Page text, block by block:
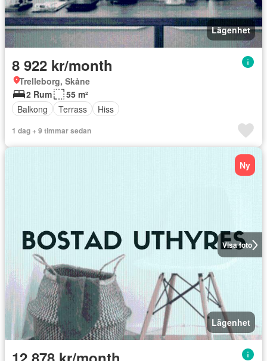
Lägenhet
8 922 kr/month
Trelleborg, Skåne
2 Rum
55 m²
Balkong
Terrass Hiss
1 dag + 9 timmar sedan
Visa foto
Ny
Lägenhet